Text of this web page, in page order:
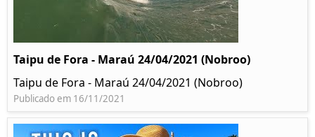
Taipu de Fora - Maraú 24/04/2021 (Nobroo)
Taipu de Fora - Maraú 24/04/2021 (Nobroo)
Publicado em 16/11/2021